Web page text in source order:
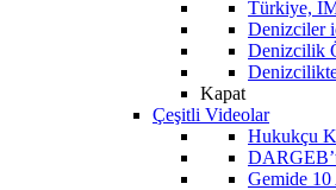
Türkiye,
Denizciler
Denizcilik
Kapat
Çeşitli Videolar
Hukukçu
Gemide 10